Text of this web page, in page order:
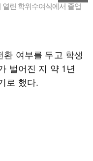
열린 학위수여식에서 졸업
여부를 두고 학생
벌어진 지 약 1년
로 했다.